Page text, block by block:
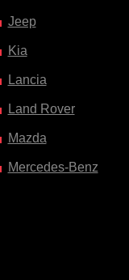
Jeep
Kia
Lancia
Land Rover
Mazda
Mercedes-Benz